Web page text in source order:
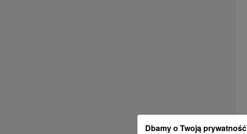
Dbamy o Twoją prywatność